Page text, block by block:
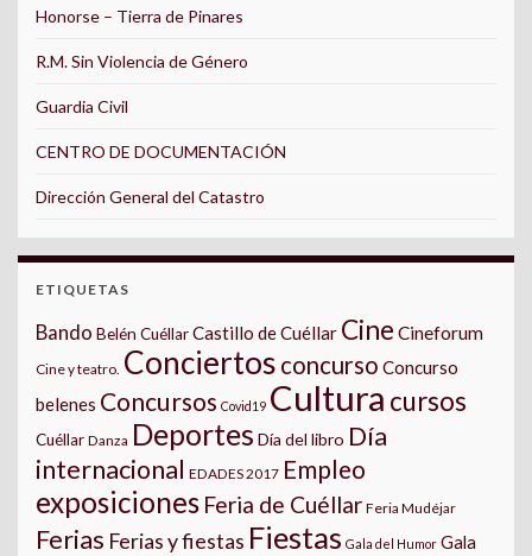
Honorse – Tierra de Pinares
R.M. Sin Violencia de Género
Guardia Civil
CENTRO DE DOCUMENTACIÓN
Dirección General del Catastro
ETIQUETAS
Bando Belén CuéllarCastillo de Cuéllar Cine Cineforum
Cine y teatro. Conciertos concurso Concurso
belenes Concursos Covid19 Cultura cursos
Cuéllar Danza Deportes Día del libro Día
internacional EDADES 2017 Empleo
exposiciones Feria de Cuéllar Feria Mudéjar
Ferias Ferias y fiestas Fiestas Gala del Humor Gala